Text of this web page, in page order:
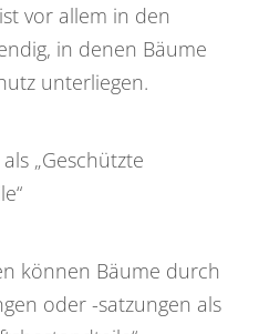
vor allem in den
in denen Bäume
unterliegen.
„Geschützte
können Bäume durch
oder -satzungen als